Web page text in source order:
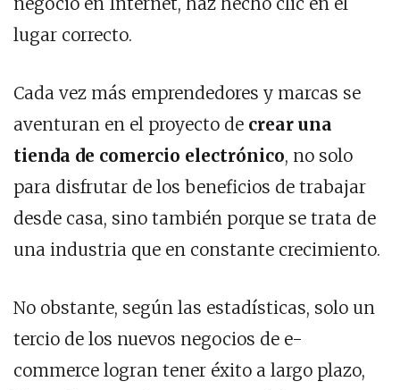
lugar correcto.
Cada vez más emprendedores y marcas se
aventuran en el proyecto de crear una
tienda de comercio electrónico, no solo
para disfrutar de los beneficios de trabajar
desde casa, sino también porque se trata de
una industria que en constante crecimiento.
No obstante, según las estadísticas, solo un
tercio de los nuevos negocios de e-
commerce logran tener éxito a largo plazo,